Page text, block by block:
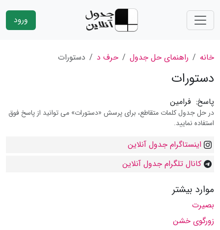
ورود
خانه راهنمای حل جدول حرف د دستورات
دستورات
پاسخ: فرامین
در حل جدول کلمات متقاطع، برای پرسش «دستورات» می توانید از پاسخ فوق
استفاده نمایید.
اینستاگرام جدول آنلاین
کانال تلگرام جدول آنلاین
موارد بیشتر
بصیرت
زورگوی خشن